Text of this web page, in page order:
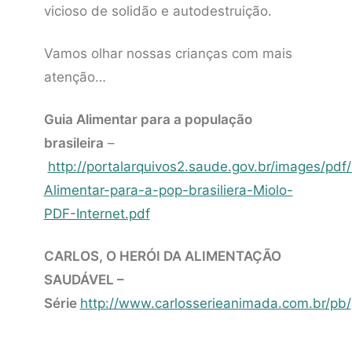
vicioso de solidão e autodestruição.
Vamos olhar nossas crianças com mais
atenção…
Guia Alimentar para a população
brasileira –
http://portalarquivos2.saude.gov.br/images/
Alimentar-para-a-pop-brasiliera-Miolo-
PDF-Internet.pdf
CARLOS, O HERÓI DA ALIMENTAÇÃO
SAUDÁVEL –
Série http://www.carlosserieanimada.com.br/pb/